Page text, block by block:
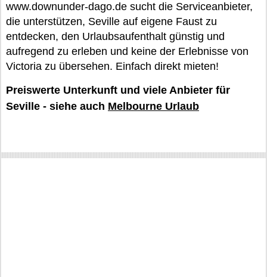
www.downunder-dago.de sucht die Serviceanbieter,
die unterstützen, Seville auf eigene Faust zu
entdecken, den Urlaubsaufenthalt günstig und
aufregend zu erleben und keine der Erlebnisse von
Victoria zu übersehen. Einfach direkt mieten!
Preiswerte Unterkunft und viele Anbieter für
Seville - siehe auch Melbourne Urlaub